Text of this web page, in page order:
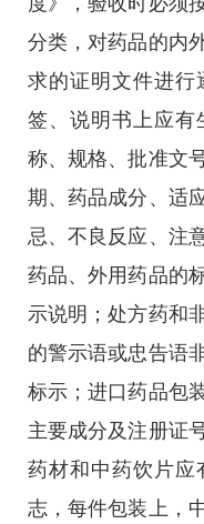
分类，对药品的内
求的证明文件进行
签、说明书上应有
称、规格、批准文
期、药品成分、适
忌、不良反应、注
药品、外用药品的
示说明；处方药和
的警示语或忠告语
标示；进口药品包
主要成分及注册证
药材和中药饮片应
志，每件包装上，